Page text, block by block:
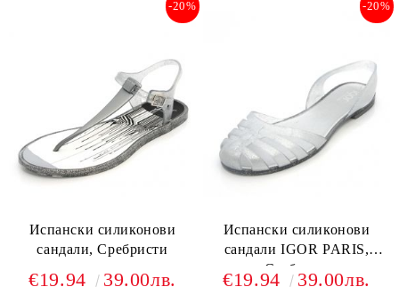
Испански силиконови
сандали, Сребристи
-20%
€19.94 39.00лв.
Испански силиконови
сандали IGOR PARIS,
Сребърни
-20%
€19.94 39.00лв.